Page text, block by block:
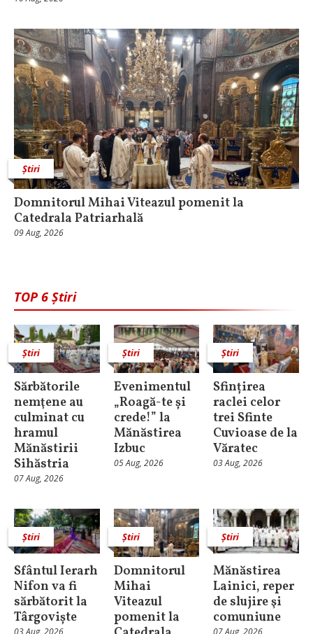
Știri
Domnitorul Mihai Viteazul pomenit la
Catedrala Patriarhală
09 Aug, 2026
TOP 6 Știri
Știri
Sărbătorile
nemţene au
culminat cu
hramul
Mănăstirii
Sihăstria
07 Aug, 2026
Știri
Evenimentul
„Roagă-te și
crede!” la
Mănăstirea
Izbuc
05 Aug, 2026
Știri
Sfințirea
raclei celor
trei Sfinte
Cuvioase de la
Văratec
03 Aug, 2026
Știri
Sfântul Ierarh
Nifon va fi
sărbătorit la
Târgoviște
Știri
Domnitorul
Mihai
Viteazul
pomenit la
Știri
Mănăstirea
Lainici, reper
de slujire şi
comuniune